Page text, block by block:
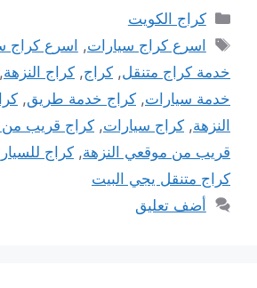
التصنيفات
كراج الكويت
الوسوم
اسرع كراج سيارات, اسرع كراج
خدمة كراج متنقل, كراج, كراج النزهة,
خدمة سيارات, كراج خدمة طريق,
النزهة, كراج سيارات, كراج قريب
قريب من موقعي النزهة, كراج
كراج متنقل يجي البيت
أضف تعليق